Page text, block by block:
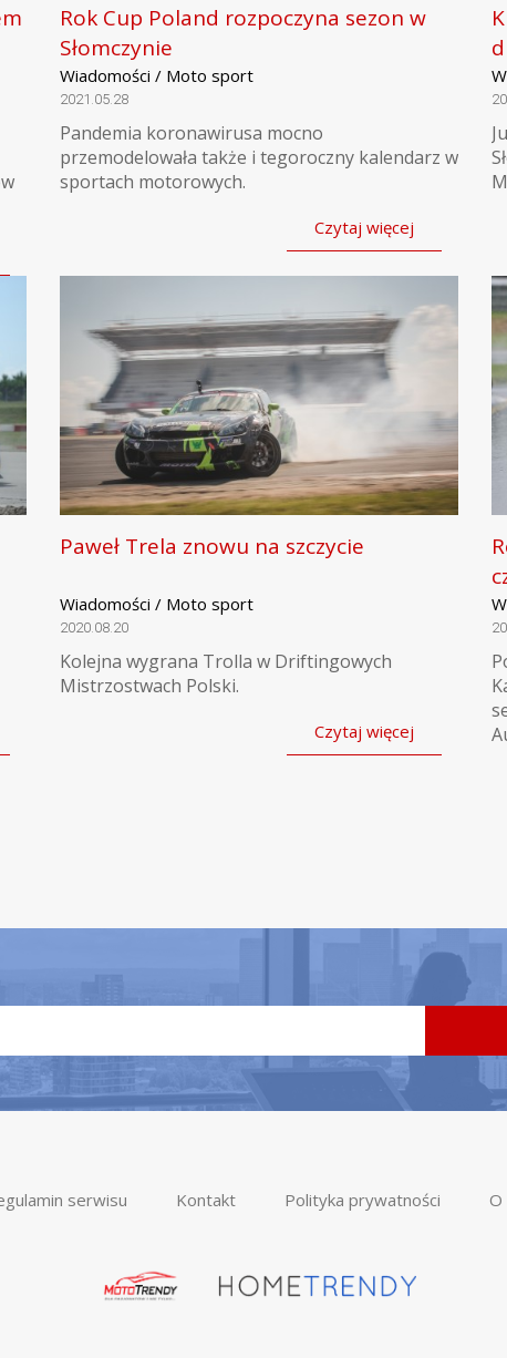
Rok Cup Poland rozpoczyna sezon w
Słomczynie
Wiadomości / Moto sport
2021.05.28
Pandemia koronawirusa mocno
przemodelowała także i tegoroczny kalendarz w
sportach motorowych.
Czytaj więcej
Paweł Trela znowu na szczycie
Wiadomości / Moto sport
2020.08.20
Kolejna wygrana Trolla w Driftingowych
Mistrzostwach Polski.
Czytaj więcej
serwisu Kontakt Polityka prywatności O